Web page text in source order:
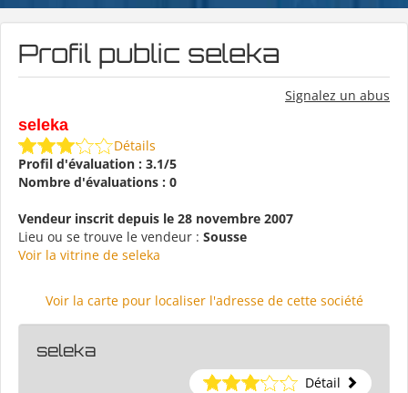
Profil public seleka
Signalez un abus
seleka
Détails
Profil d'évaluation : 3.1/5
Nombre d'évaluations : 0
Vendeur inscrit depuis le 28 novembre 2007
Lieu ou se trouve le vendeur : Sousse
Voir la vitrine de seleka
Voir la carte pour localiser l'adresse de cette société
seleka
Détail